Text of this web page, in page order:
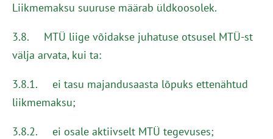
Liikmemaksu suuruse määrab üldkoosolek.
3.8. MTÜ liige võidakse juhatuse otsusel MTÜ-st
välja arvata, kui ta:
3.8.1. ei tasu majandusaasta lõpuks ettenähtud
liikmemaksu;
3.8.2. ei osale aktiivselt MTÜ tegevuses;